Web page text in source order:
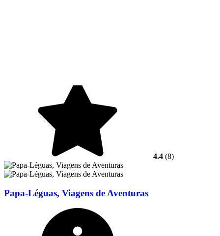
4.4 (8)
Papa-Léguas, Viagens de Aventuras